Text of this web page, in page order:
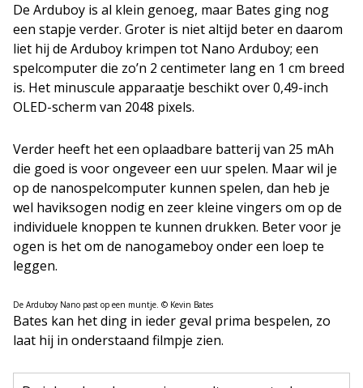
De Arduboy is al klein genoeg, maar Bates ging nog
een stapje verder. Groter is niet altijd beter en daarom
liet hij de Arduboy krimpen tot Nano Arduboy; een
spelcomputer die zo’n 2 centimeter lang en 1 cm breed
is. Het minuscule apparaatje beschikt over 0,49-inch
OLED-scherm van 2048 pixels.
Verder heeft het een oplaadbare batterij van 25 mAh
die goed is voor ongeveer een uur spelen. Maar wil je
op de nanospelcomputer kunnen spelen, dan heb je
wel haviksogen nodig en zeer kleine vingers om op de
individuele knoppen te kunnen drukken. Beter voor je
ogen is het om de nanogameboy onder een loep te
leggen.
De Arduboy Nano past op een muntje. © Kevin Bates
Bates kan het ding in ieder geval prima bespelen, zo
laat hij in onderstaand filmpje zien.